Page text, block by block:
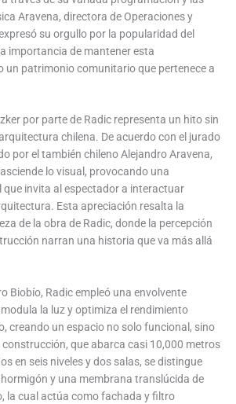
Aravena, directora de Operaciones y
su orgullo por la popularidad del
importancia de mantener esta
un patrimonio comunitario que pertenece a
por parte de Radic representa un hito sin
chilena. De acuerdo con el jurado
por el también chileno Alejandro Aravena,
lo visual, provocando una
que invita al espectador a interactuar
Esta apreciación resalta la
de la obra de Radic, donde la percepción
narran una historia que va más allá
Biobío, Radic empleó una envolvente
la luz y optimiza el rendimiento
creando un espacio no solo funcional, sino
que abarca casi 10,000 metros
en seis niveles y dos salas, se distingue
y una membrana translúcida de
la cual actúa como fachada y filtro